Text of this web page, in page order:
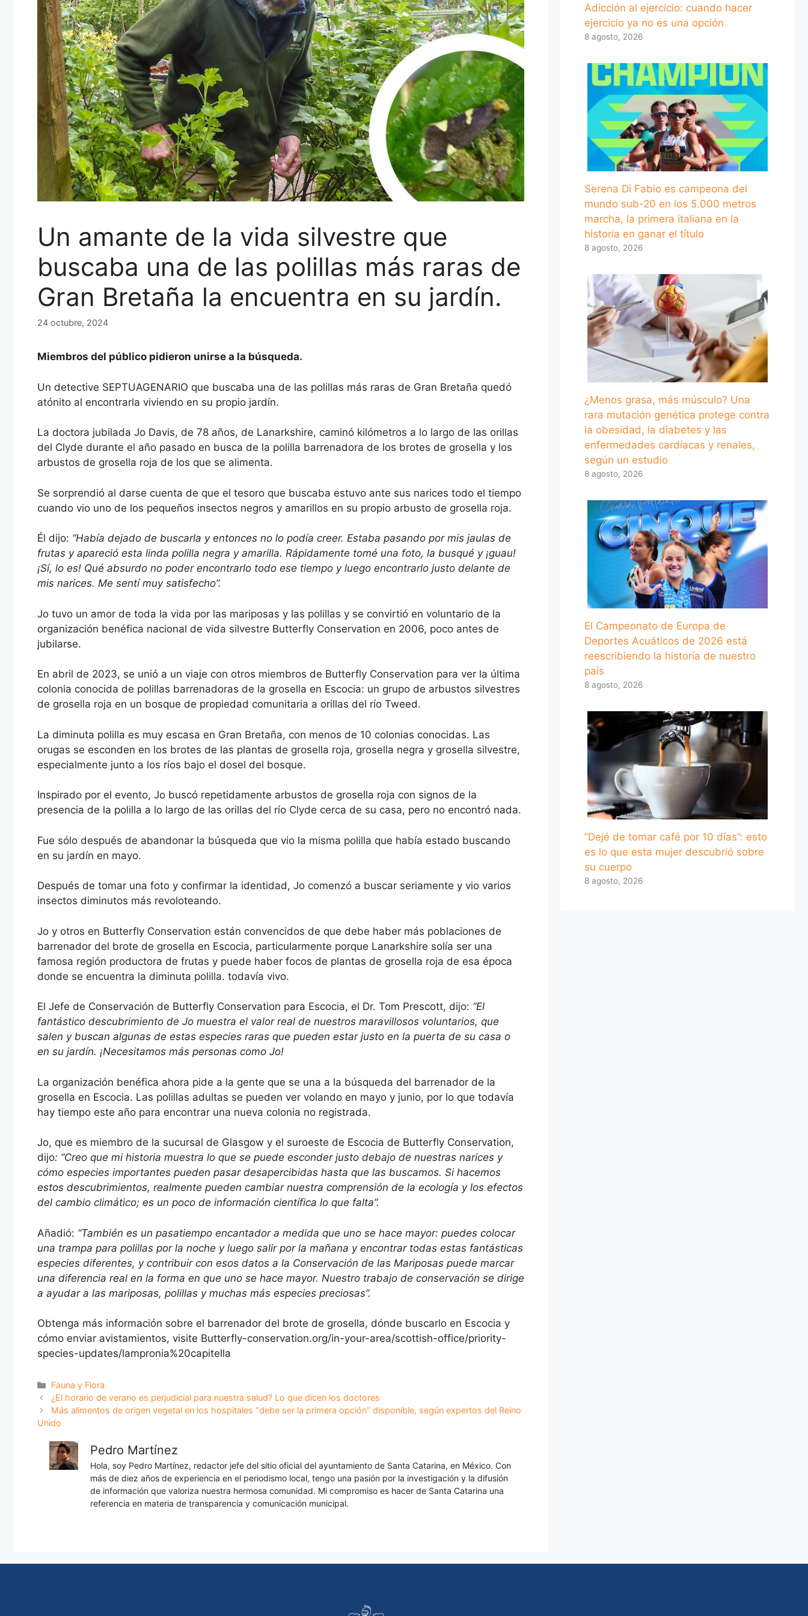
Un amante de la vida silvestre que
buscaba una de las polillas más raras de
Gran Bretaña la encuentra en su jardín.
24 octubre, 2024
Miembros del público pidieron unirse a la búsqueda.
Un detective SEPTUAGENARIO que buscaba una de las polillas más raras de Gran Bretaña quedó
atónito al encontrarla viviendo en su propio jardín.
La doctora jubilada Jo Davis, de 78 años, de Lanarkshire, caminó kilómetros a lo largo de las orillas
del Clyde durante el año pasado en busca de la polilla barrenadora de los brotes de grosella y los
arbustos de grosella roja de los que se alimenta.
Se sorprendió al darse cuenta de que el tesoro que buscaba estuvo ante sus narices todo el tiempo
cuando vio uno de los pequeños insectos negros y amarillos en su propio arbusto de grosella roja.
Él dijo: “Había dejado de buscarla y entonces no lo podía creer. Estaba pasando por mis jaulas de
frutas y apareció esta linda polilla negra y amarilla. Rápidamente tomé una foto, la busqué y ¡guau!
¡Sí, lo es! Qué absurdo no poder encontrarlo todo ese tiempo y luego encontrarlo justo delante de
mis narices. Me sentí muy satisfecho”.
Jo tuvo un amor de toda la vida por las mariposas y las polillas y se convirtió en voluntario de la
organización benéfica nacional de vida silvestre Butterfly Conservation en 2006, poco antes de
jubilarse.
En abril de 2023, se unió a un viaje con otros miembros de Butterfly Conservation para ver la última
colonia conocida de polillas barrenadoras de la grosella en Escocia: un grupo de arbustos silvestres
de grosella roja en un bosque de propiedad comunitaria a orillas del río Tweed.
La diminuta polilla es muy escasa en Gran Bretaña, con menos de 10 colonias conocidas. Las
orugas se esconden en los brotes de las plantas de grosella roja, grosella negra y grosella silvestre,
especialmente junto a los ríos bajo el dosel del bosque.
Inspirado por el evento, Jo buscó repetidamente arbustos de grosella roja con signos de la
presencia de la polilla a lo largo de las orillas del río Clyde cerca de su casa, pero no encontró nada.
Fue sólo después de abandonar la búsqueda que vio la misma polilla que había estado buscando
en su jardín en mayo.
Después de tomar una foto y confirmar la identidad, Jo comenzó a buscar seriamente y vio varios
insectos diminutos más revoloteando.
Jo y otros en Butterfly Conservation están convencidos de que debe haber más poblaciones de
barrenador del brote de grosella en Escocia, particularmente porque Lanarkshire solía ser una
famosa región productora de frutas y puede haber focos de plantas de grosella roja de esa época
donde se encuentra la diminuta polilla. todavía vivo.
El Jefe de Conservación de Butterfly Conservation para Escocia, el Dr. Tom Prescott, dijo: “El
fantástico descubrimiento de Jo muestra el valor real de nuestros maravillosos voluntarios, que
salen y buscan algunas de estas especies raras que pueden estar justo en la puerta de su casa o
en su jardín. ¡Necesitamos más personas como Jo!
La organización benéfica ahora pide a la gente que se una a la búsqueda del barrenador de la
grosella en Escocia. Las polillas adultas se pueden ver volando en mayo y junio, por lo que todavía
hay tiempo este año para encontrar una nueva colonia no registrada.
Jo, que es miembro de la sucursal de Glasgow y el suroeste de Escocia de Butterfly Conservation,
dijo: “Creo que mi historia muestra lo que se puede esconder justo debajo de nuestras narices y
cómo especies importantes pueden pasar desapercibidas hasta que las buscamos. Si hacemos
estos descubrimientos, realmente pueden cambiar nuestra comprensión de la ecología y los efectos
del cambio climático; es un poco de información científica lo que falta”.
Añadió: “También es un pasatiempo encantador a medida que uno se hace mayor: puedes colocar
una trampa para polillas por la noche y luego salir por la mañana y encontrar todas estas fantásticas
especies diferentes, y contribuir con esos datos a la Conservación de las Mariposas puede marcar
una diferencia real en la forma en que uno se hace mayor. Nuestro trabajo de conservación se dirige
a ayudar a las mariposas, polillas y muchas más especies preciosas”.
Obtenga más información sobre el barrenador del brote de grosella, dónde buscarlo en Escocia y
cómo enviar avistamientos, visite Butterfly-conservation.org/in-your-area/scottish-office/priority-
species-updates/lampronia%20capitella
Categorías
Fauna y Flora
¿El horario de verano es perjudicial para nuestra salud? Lo que dicen los doctores
Más alimentos de origen vegetal en los hospitales “debe ser la primera opción” disponible, según expertos del Reino
Unido
Pedro Martínez
Hola, soy Pedro Martínez, redactor jefe del sitio oficial del ayuntamiento de Santa Catarina, en México. Con
más de diez años de experiencia en el periodismo local, tengo una pasión por la investigación y la difusión
de información que valoriza nuestra hermosa comunidad. Mi compromiso es hacer de Santa Catarina una
referencia en materia de transparencia y comunicación municipal.
Adicción al ejercicio: cuando hacer
ejercicio ya no es una opción
8 agosto, 2026
Serena Di Fabio es campeona del
mundo sub-20 en los 5.000 metros
marcha, la primera italiana en la
historia en ganar el título
8 agosto, 2026
¿Menos grasa, más músculo? Una
rara mutación genética protege contra
la obesidad, la diabetes y las
enfermedades cardíacas y renales,
según un estudio
8 agosto, 2026
El Campeonato de Europa de
Deportes Acuáticos de 2026 está
reescribiendo la historia de nuestro
país
8 agosto, 2026
“Dejé de tomar café por 10 días”: esto
es lo que esta mujer descubrió sobre
su cuerpo
8 agosto, 2026